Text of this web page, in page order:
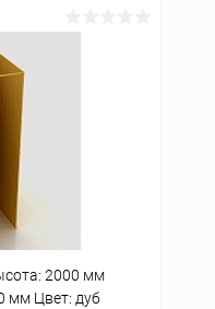
2000 мм
мм Цвет: дуб